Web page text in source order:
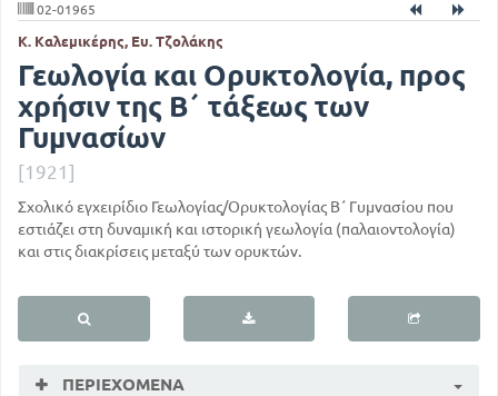
02-01965
Κ. Καλεμικέρης, Ευ. Τζολάκης
Γεωλογία και Ορυκτολογία, προς
χρήσιν της Β΄ τάξεως των
Γυμνασίων
[1921]
Σχολικό εγχειρίδιο Γεωλογίας/Ορυκτολογίας Β΄ Γυμνασίου που
εστιάζει στη δυναμική και ιστορική γεωλογία (παλαιοντολογία)
και στις διακρίσεις μεταξύ των ορυκτών.
ΠΕΡΙΕΧΌΜΕΝΑ